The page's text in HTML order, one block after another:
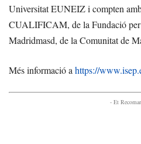
Universitat EUNEIZ i compten
CUALIFICAM, de la Fundació
Madridmasd, de la Comunitat de
Més informació ahttps://
- Et